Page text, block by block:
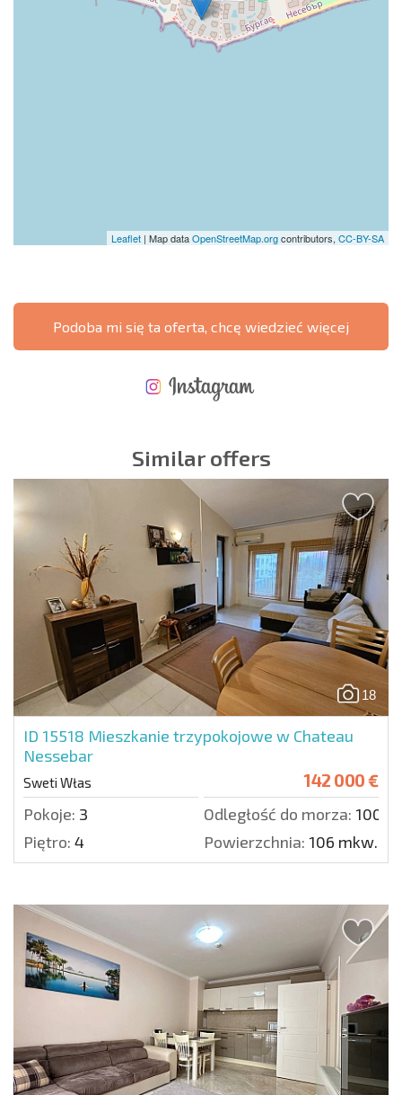
Leaflet | Map dataOpenStreetMap.orgcontributors, CC-BY-SA
Podoba mi się ta oferta, chcę wiedzieć więcej
Similar offers
18
ID 15518 Mieszkanie trzypokojowe w Chateau
Nessebar
Sweti Włas 142 000 €
Pokoje: 3 Odległość do morza: 100
Piętro: 4 Powierzchnia: 106 mkw.